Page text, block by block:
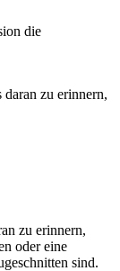
die
zu erinnern,
zu erinnern,
oder eine
sind.